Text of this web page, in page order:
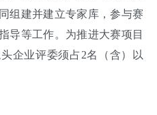
组建并建立专家库，参与赛
导等工作。为推进大赛项目
企业评委须占2名（含）以